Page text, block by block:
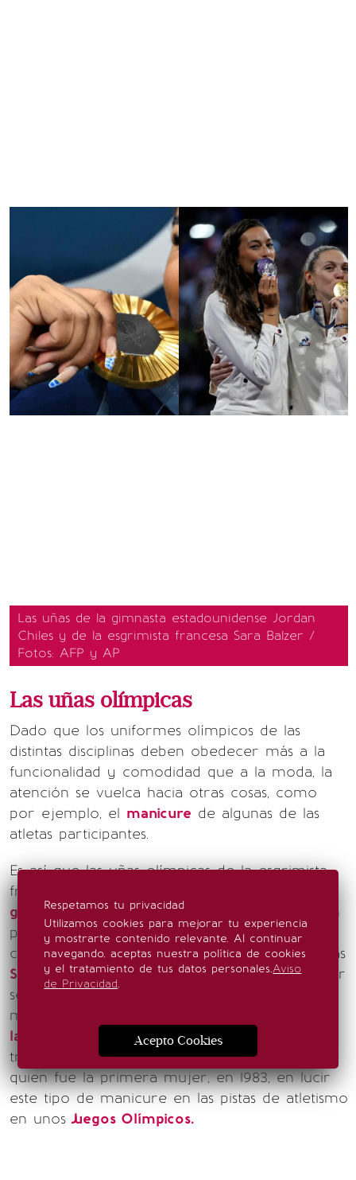
Las uñas de la gimnasta estadounidense Jordan
Chiles y de la esgrimista francesa Sara Balzer /
Fotos: AFP y AP
Las uñas olímpicas
Dado que los uniformes olímpicos de las
distintas disciplinas deben obedecer más a la
funcionalidad y comodidad que a la moda, la
atención se vuelca hacia otras cosas, como
por ejemplo, el manicure de algunas de las
atletas participantes.
Es así que las uñas olímpicas de la esgrimista
francesa
gimnastaestadounidense
, llaman
poderosamente la atención. Lo mismo sucede
con las de la atleta estadounidense de las pistas
Sha'Carri Richardson , conocida, además de por
ser una de las mujeres más veloces del
mundo, si no la más veloz, por sus
larguísimas uñas
, que ella misma considera un
tributo a la legendaria Flo JoGriffith Joyner
quien fue la primera mujer, en 1983, en lucir
este tipo de manicure en las pistas de atletismo
en unos Juegos Olímpicos.
Respetamos tu privacidad
Utilizamos cookies para mejorar tu experiencia
y mostrarte contenido relevante. Al continuar
navegando, aceptas nuestra política de cookies
y el tratamiento de tus datos personales.Aviso
de Privacidad.
Acepto Cookies